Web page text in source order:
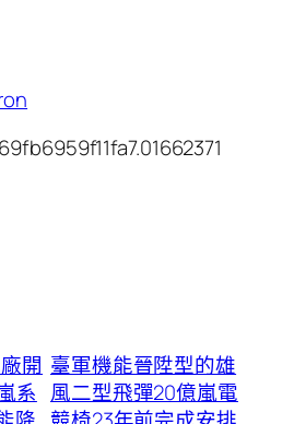
開
系
臺軍機能晉陞型的雄
風二型飛彈20億嵐電